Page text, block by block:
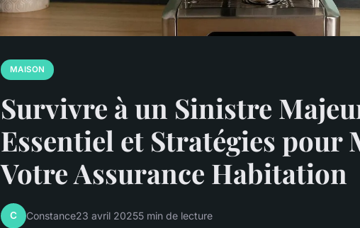
MAISON
Survivre à un Sinistre
Essentiel et Stratégies pour
Votre Assurance Habitation
C Constance23 avril 20255 min de lecture